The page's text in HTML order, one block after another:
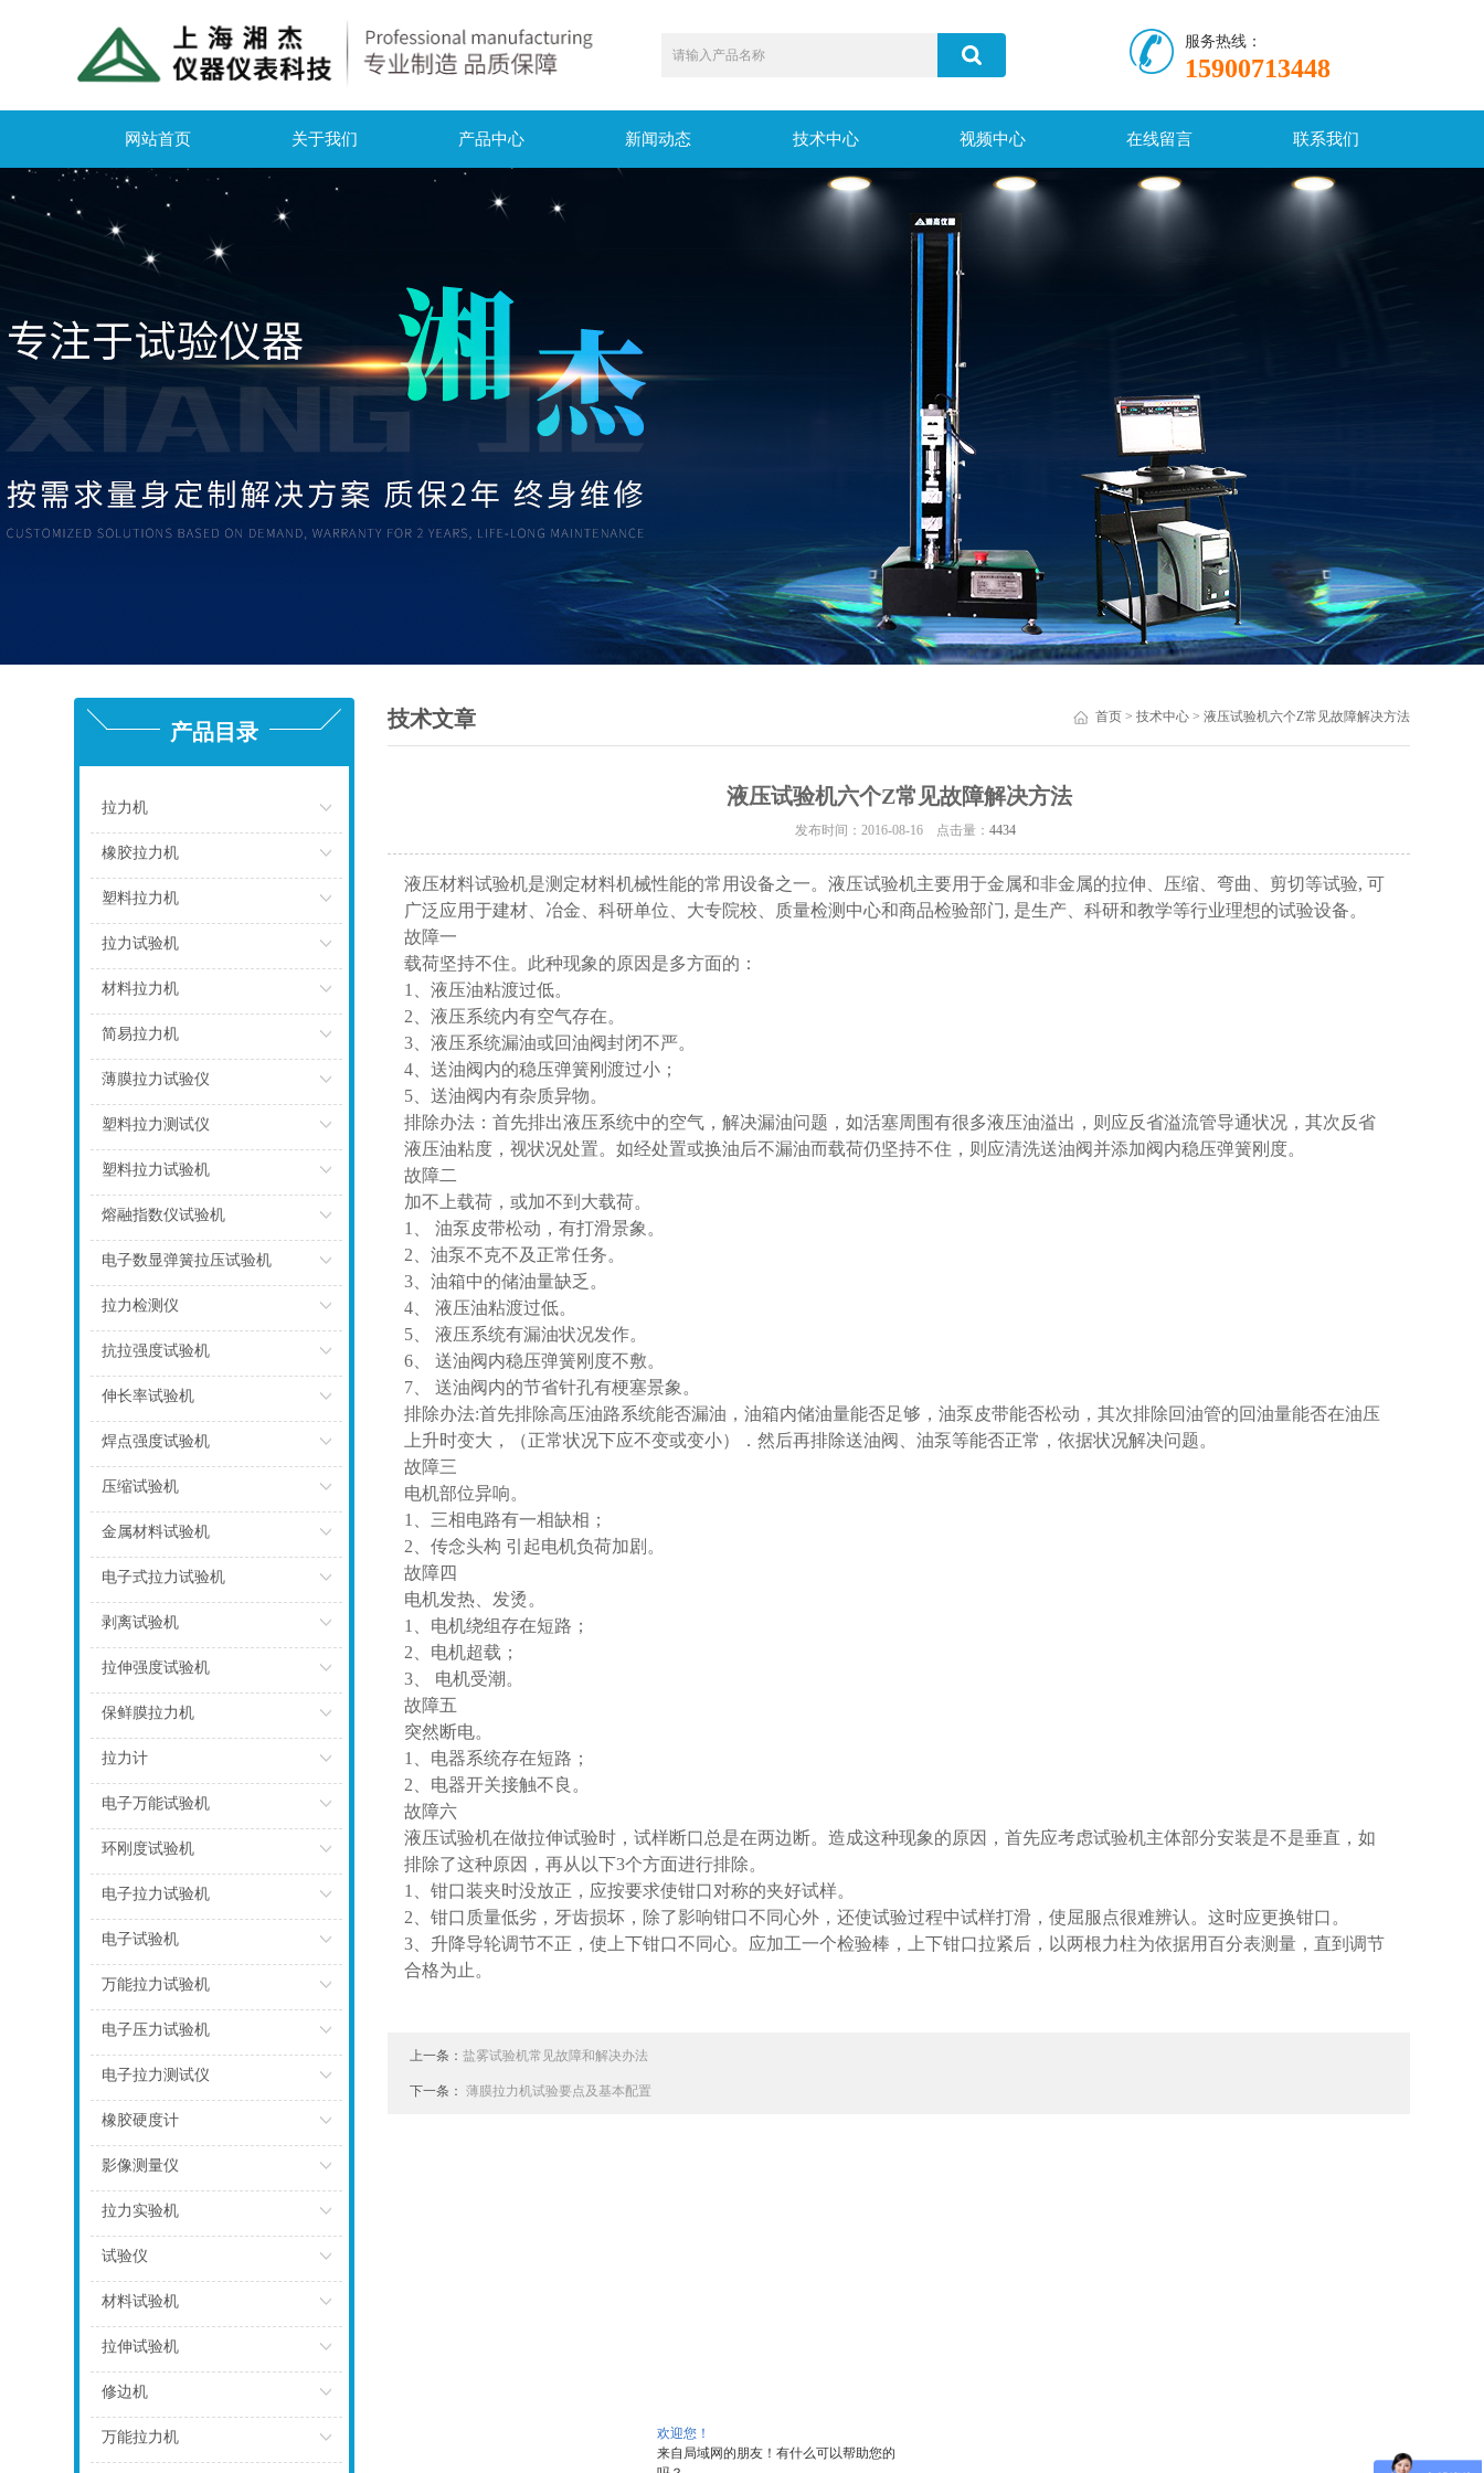
欢迎您！
来自局域网的朋友！有什么可以帮助您的
服务热线：
15900713448
网站首页 关于我们 产品中心 新闻动态 技术中心 视频中心 在线留言 联系我们
产品目录
拉力机
橡胶拉力机
塑料拉力机
拉力试验机
材料拉力机
简易拉力机
薄膜拉力试验仪
塑料拉力测试仪
塑料拉力试验机
熔融指数仪试验机
电子数显弹簧拉压试验机
拉力检测仪
抗拉强度试验机
伸长率试验机
焊点强度试验机
压缩试验机
金属材料试验机
电子式拉力试验机
剥离试验机
拉伸强度试验机
保鲜膜拉力机
拉力计
电子万能试验机
环刚度试验机
电子拉力试验机
电子试验机
万能拉力试验机
电子压力试验机
电子拉力测试仪
橡胶硬度计
影像测量仪
拉力实验机
试验仪
材料试验机
拉伸试验机
修边机
万能拉力机
技术文章 首页> 技术中心> 液压试验机六个Z常见故障解决方法
液压试验机六个Z常见故障解决方法
发布时间：2016-08-16 点击量：4434
液压材料试验机是测定材料机械性能的常用设备之一。液压试验机主要用于金属和非金属的拉伸、压缩、弯曲、剪切等试验, 可
广泛应用于建材、冶金、科研单位、大专院校、质量检测中心和商品检验部门, 是生产、科研和教学等行业理想的试验设备。
故障一
载荷坚持不住。此种现象的原因是多方面的：
1、液压油粘渡过低。
2、液压系统内有空气存在。
3、液压系统漏油或回油阀封闭不严。
4、送油阀内的稳压弹簧刚渡过小；
5、送油阀内有杂质异物。
排除办法：首先排出液压系统中的空气，解决漏油问题，如活塞周围有很多液压油溢出，则应反省溢流管导通状况，其次反省
液压油粘度，视状况处置。如经处置或换油后不漏油而载荷仍坚持不住，则应清洗送油阀并添加阀内稳压弹簧刚度。
故障二
加不上载荷，或加不到大载荷。
1、 油泵皮带松动，有打滑景象。
2、油泵不克不及正常任务。
3、油箱中的储油量缺乏。
4、 液压油粘渡过低。
5、 液压系统有漏油状况发作。
6、 送油阀内稳压弹簧刚度不敷。
7、 送油阀内的节省针孔有梗塞景象。
排除办法:首先排除高压油路系统能否漏油，油箱内储油量能否足够，油泵皮带能否松动，其次排除回油管的回油量能否在油压
上升时变大，（正常状况下应不变或变小）．然后再排除送油阀、油泵等能否正常，依据状况解决问题。
故障三
电机部位异响。
1、三相电路有一相缺相；
2、传念头构 引起电机负荷加剧。
故障四
电机发热、发烫。
1、电机绕组存在短路；
2、电机超载；
3、 电机受潮。
故障五
突然断电。
1、电器系统存在短路；
2、电器开关接触不良。
故障六
液压试验机在做拉伸试验时，试样断口总是在两边断。造成这种现象的原因，首先应考虑试验机主体部分安装是不是垂直，如
排除了这种原因，再从以下3个方面进行排除。
1、钳口装夹时没放正，应按要求使钳口对称的夹好试样。
2、钳口质量低劣，牙齿损坏，除了影响钳口不同心外，还使试验过程中试样打滑，使屈服点很难辨认。这时应更换钳口。
3、升降导轮调节不正，使上下钳口不同心。应加工一个检验棒，上下钳口拉紧后，以两根力柱为依据用百分表测量，直到调节
合格为止。
上一条：盐雾试验机常见故障和解决办法
下一条：薄膜拉力机试验要点及基本配置